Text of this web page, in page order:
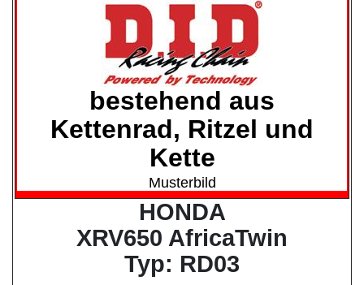
bestehend aus
Kettenrad, Ritzel und
Kette
Musterbild
HONDA
XRV650 AfricaTwin
Typ: RD03